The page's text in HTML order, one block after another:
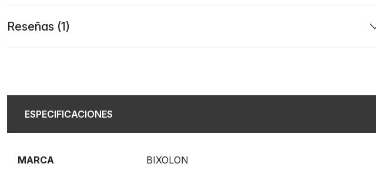
Reseñas (1)
ESPECIFICACIONES
MARCA BIXOLON